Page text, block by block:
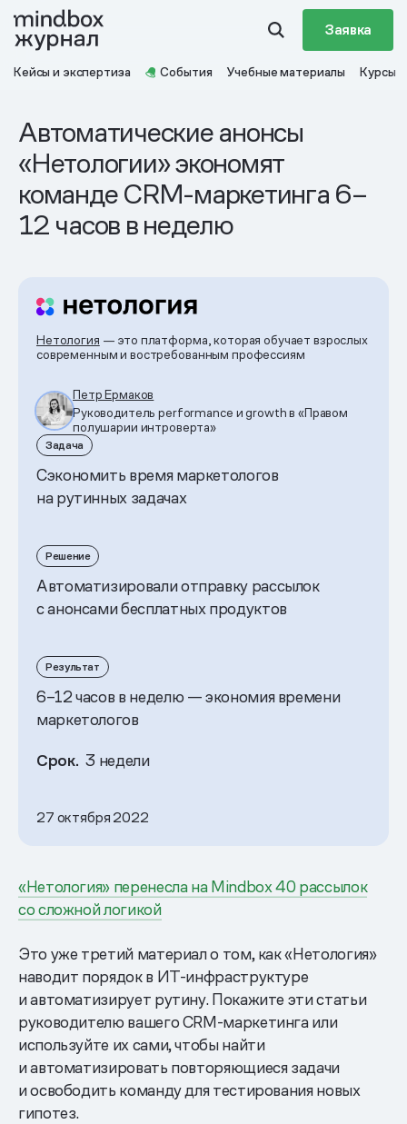
Заявка
Кейсы и экспертиза События Учебные материалы Курсы
Автоматические анонсы
«Нетологии» экономят
команде CRM-маркетинга 6–
12 часов в неделю
Нетология — это платформа, которая обучает взрослых
современным и востребованным профессиям
Петр Ермаков
Руководитель performance и growth в «Правом
полушарии интроверта»
Задача
Сэкономить время маркетологов
на рутинных задачах
Решение
Автоматизировали отправку рассылок
с анонсами бесплатных продуктов
Результат
6–12 часов в неделю — экономия времени
маркетологов
Срок. 3 недели
27 октября 2022
«Нетология» перенесла на Mindbox 40 рассылок
со сложной логикой
Это уже третий материал о том, как «Нетология»
наводит порядок в ИТ-инфраструктуре
и автоматизирует рутину. Покажите эти статьи
руководителю вашего CRM-маркетинга или
используйте их сами, чтобы найти
и автоматизировать повторяющиеся задачи
и освободить команду для тестирования новых
гипотез.